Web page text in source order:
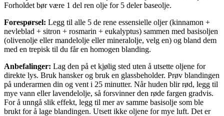
Forholdet bør være 1 del ren olje for 5 deler baseolje.
Forespørsel: Legg til alle 5 de rene essensielle oljer (kinnamon +
nevleblad + sitron + rosmarin + eukalyptus) sammen med basisoljen
(olivenolje eller mandelolje eller mineralolje, velg en) og bland dem
med en trepisk til du får en homogen blanding.
Anbefalinger: Lag den på et kjølig sted uten å utsette oljene for
direkte lys. Bruk hansker og bruk en glassbeholder. Prøv blandingen
på underarmen din og vent i 25 minutter. Når huden blir rød, legg til
mye vann eller lavendelolje, så forsvinner den røde fargen gradvis.
For å unngå slik effekt, legg til mer av samme basisolje som ble
brukt for å lage blandingen. Utsett ikke oljene for mye luft. Det er